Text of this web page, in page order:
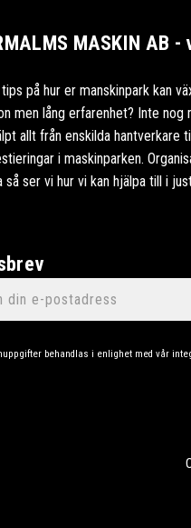
MASKIN AB
på hur er manskinpark kan
men lång erfarenhet? Inte
allt från enskilda
i maskinparken.
så ser vi hur vi kan hjälpa till i
behandlas i enlighet med vår